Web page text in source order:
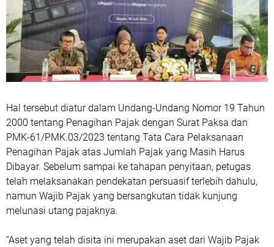
Hal tersebut diatur dalam Undang-Undang Nomor 19 Tahun
2000 tentang Penagihan Pajak dengan Surat Paksa dan
PMK-61/PMK.03/2023 tentang Tata Cara Pelaksanaan
Penagihan Pajak atas Jumlah Pajak yang Masih Harus
Dibayar. Sebelum sampai ke tahapan penyitaan, petugas
telah melaksanakan pendekatan persuasif terlebih dahulu,
namun Wajib Pajak yang bersangkutan tidak kunjung
melunasi utang pajaknya.
“Aset yang telah disita ini merupakan aset dari Wajib Pajak